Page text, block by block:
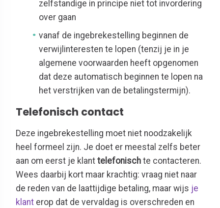
zelfstandige in principe niet tot invordering
over gaan
vanaf de ingebrekestelling beginnen de
verwijlinteresten te lopen (tenzij je in je
algemene voorwaarden heeft opgenomen
dat deze automatisch beginnen te lopen na
het verstrijken van de betalingstermijn).
Telefonisch contact
Deze ingebrekestelling moet niet noodzakelijk
heel formeel zijn. Je doet er meestal zelfs beter
aan om eerst je klant telefonisch te contacteren.
Wees daarbij kort maar krachtig: vraag niet naar
de reden van de laattijdige betaling, maar wijs je
klant erop dat de vervaldag is overschreden en